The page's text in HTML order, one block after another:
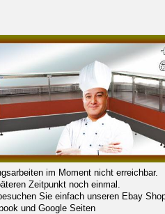
im Moment nicht erreichbar.
Zeitpunkt noch einmal.
Sie einfach unseren Ebay
und Google Seiten